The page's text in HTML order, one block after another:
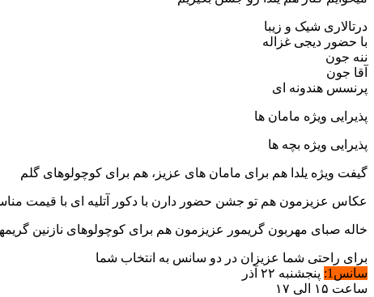
درتالاری شیک و زیبا
با حضور دیجی غزاله
ننه جون
آقا جون
پرنسس هندونه ای
پذیرایی ویژه مامان ها
پذیرایی ویژه بچه ها
گیفت ویژه یلدا هم برای مامان های عزیز، هم برای کوچولوهای گلم
عکاس عزیزمون هم تو جشن حضور دارن با دکور آتلیه ای با قیمت
خاله صبای مهربون گریمور عزیزمون هم برای کوچولوهای نازنین
برای راحتی شما عزیزان در دو سانس به انتخاب شما
سانس1:
پنجشنبه ۲۲ آذر
ساعت ۱۵ الی ۱۷